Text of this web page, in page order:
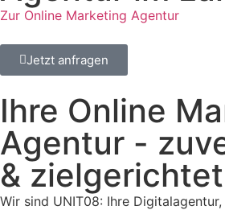
Zur Online Marketing Agentur
Jetzt anfragen
Ihre Online
Agentur -
&
Wir sind UNIT08: Ihre